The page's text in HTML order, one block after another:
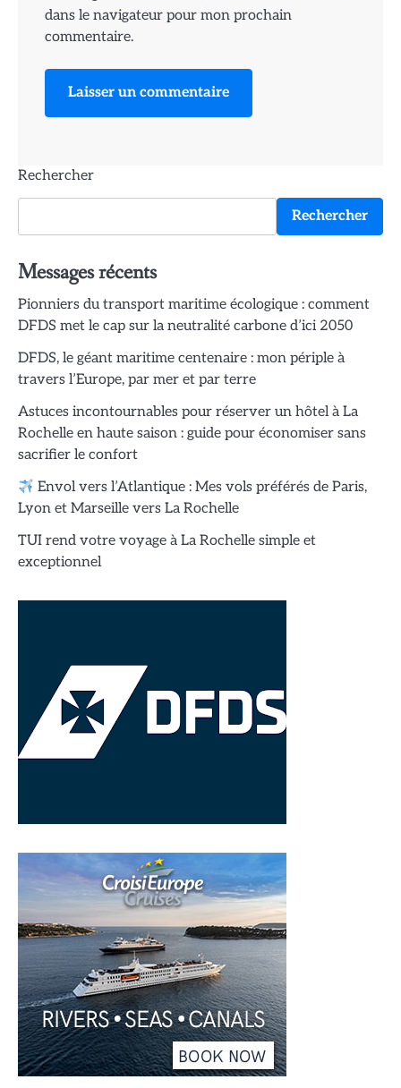
dans le navigateur pour mon prochain
commentaire.
Rechercher
Rechercher
Messages récents
Pionniers du transport maritime écologique : comment
DFDS met le cap sur la neutralité carbone d’ici 2050
DFDS, le géant maritime centenaire : mon périple à
travers l’Europe, par mer et par terre
Astuces incontournables pour réserver un hôtel à La
Rochelle en haute saison : guide pour économiser sans
sacrifier le confort
Envol vers l’Atlantique : Mes vols préférés de Paris,
Lyon et Marseille vers La Rochelle
TUI rend votre voyage à La Rochelle simple et
exceptionnel